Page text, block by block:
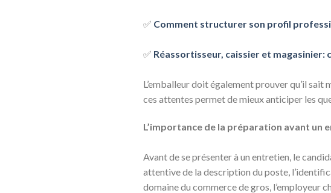
✅ Comment structurer son profil
✅ Réassortisseur, caissier et
L’emballeur doit également prouver qu’il
ces attentes permet de mieux anticiper les
L’importance de la préparation avant un
Avant de se présenter à un entretien, le
attentive de la description du poste,
domaine du commerce de gros, l’employeur